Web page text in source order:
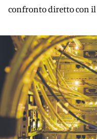
confronto diretto con il